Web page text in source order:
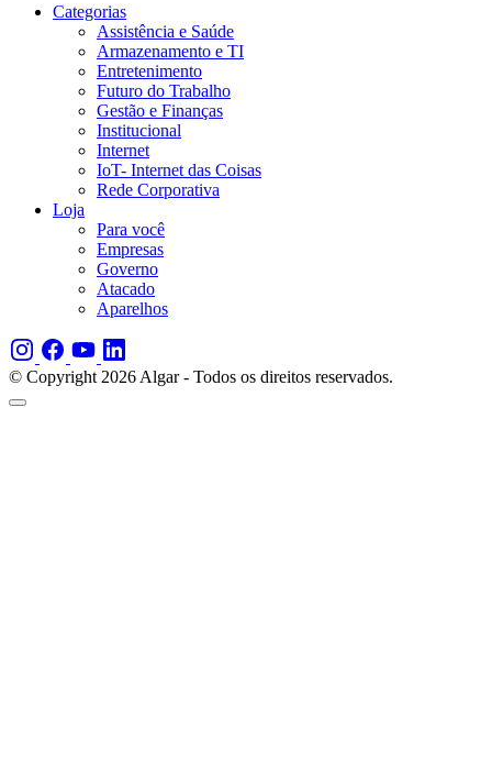
Categorias
Assistência e Saúde
Armazenamento e TI
Entretenimento
Futuro do Trabalho
Gestão e Finanças
Institucional
Internet
IoT- Internet das Coisas
Rede Corporativa
Loja
Para você
Empresas
Governo
Atacado
Aparelhos
© Copyright 2026 Algar - Todos os direitos reservados.